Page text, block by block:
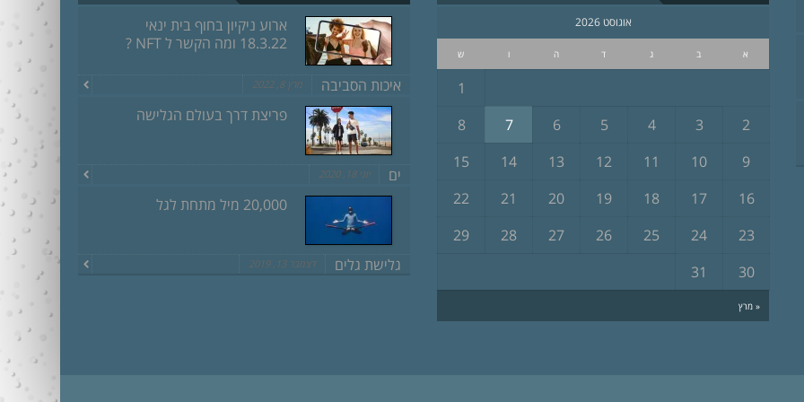
אוגוסט 2026
א ב ג ד ה ו ש
« מרץ
1
2
3
4
5
6
7
8
9
10
11
12
13
14
15
16
17
18
19
20
21
22
23
24
25
26
27
28
29
30
31
ארוע ניקיון בחוף בית ינאי
18.3.22 ומה הקשר ל NFT ?
איכות הסביבה מרץ 8, 2022
פריצת דרך בעולם הגלישה
ים יוני 18, 2020
20,000 מיל מתחת לגל
גלישת גלים דצמבר 13, 2019